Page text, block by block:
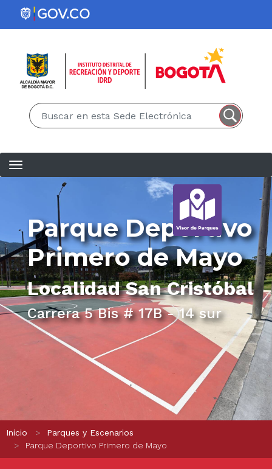
Pasar al contenido principal
Parque Deportivo
Primero de Mayo
Localidad San Cristóbal
Carrera 5 Bis # 17B - 14 sur
Ruta de navegación
Inicio
Parques y Escenarios
Parque Deportivo Primero de Mayo